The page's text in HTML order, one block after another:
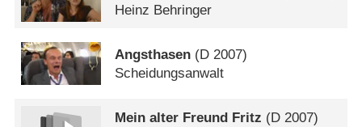
Heinz Behringer
Angsthasen (D 2007)
Scheidungsanwalt
Mein alter Freund Fritz (D 2007)